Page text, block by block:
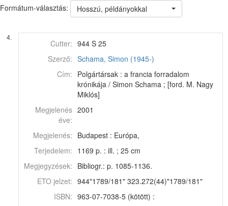
Formátum-választás: Hosszú, példányokkal
4.
Cutter: 944 S 25
Szerző: Schama, Simon (1945-)
Cím: Polgártársak : a francia forradalom
krónikája / Simon Schama ; [ford. M. Nagy
Miklós]
Megjelenés
éve:
2001
Megjelenés: Budapest : Európa,
Terjedelem: 1169 p. : ill. ; 25 cm
Megjegyzések: Bibliogr.: p. 1085-1136.
ETO jelzet: 944"1789/181" 323.272(44)"1789/181"
ISBN: 963-07-7038-5 (kötött) :